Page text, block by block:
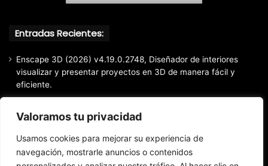
Valoramos tu privacidad
Usamos cookies para mejorar su experiencia de
navegación, mostrarle anuncios o contenidos
Entradas Recientes:
Enscape 3D (2026) v4.19.0.2748, Diseñador de interiores
visualizar y presentar proyectos en 3D de manera fácil y
eficiente.
EaseUS Partition Master Professional All Edition (2026)
v20.5.0 Build 202608010610, Crear y modificar particiones
fácil y rápido